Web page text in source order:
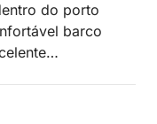
do porto
barco
sua aventura